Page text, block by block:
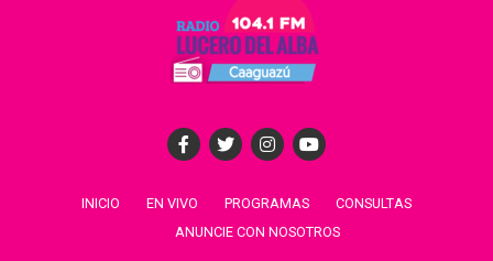
INICIO EN VIVO PROGRAMAS
CONSULTAS
ANUNCIE CON NOSOTROS